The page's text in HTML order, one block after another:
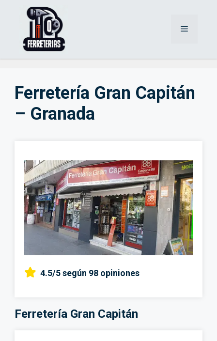
Menú
Ferretería Gran Capitán
– Granada
4.5/5según 98 opiniones
Ferretería Gran Capitán